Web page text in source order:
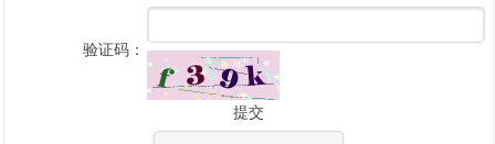
验证码：
提交